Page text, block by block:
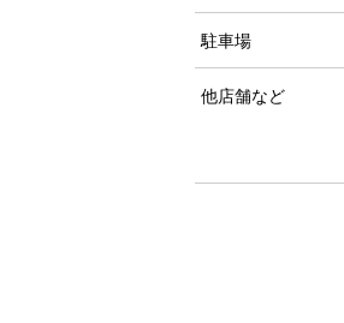
駐車場
他店舗など